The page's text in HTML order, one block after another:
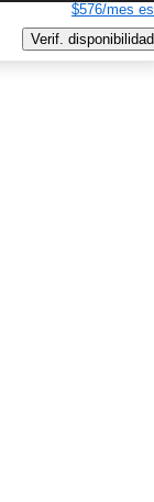
$576/mes
Verif. disponibilidad